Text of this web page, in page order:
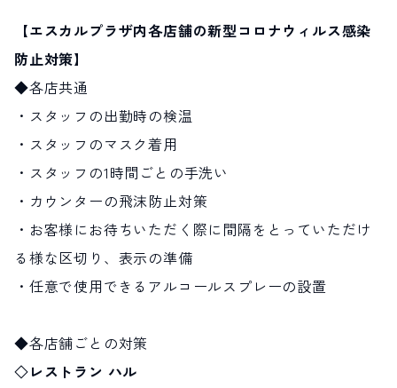
【エスカルプラザ内各店舗の新型コロナウィルス感染
防止対策】
◆各店共通
・スタッフの出勤時の検温
・スタッフのマスク着用
・スタッフの1時間ごとの手洗い
・カウンターの飛沫防止対策
・お客様にお待ちいただく際に間隔をとっていただけ
る様な区切り、表示の準備
・任意で使用できるアルコールスプレーの設置
◆各店舗ごとの対策
◇レストラン ハル